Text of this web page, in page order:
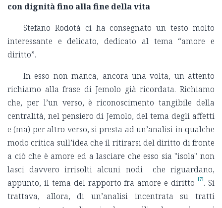
con dignità fino alla fine della vita
Stefano Rodotà ci ha consegnato un testo molto
interessante e delicato, dedicato al tema “amore e
diritto”.
In esso non manca, ancora una volta, un attento
richiamo alla frase di Jemolo già ricordata. Richiamo
che, per l’un verso, è riconoscimento tangibile della
centralità, nel pensiero di Jemolo, del tema degli affetti
e (ma) per altro verso, si presta ad un’analisi in qualche
modo critica sull’idea che il ritirarsi del diritto di fronte
a ciò che è amore ed a lasciare che esso sia "isola" non
lasci davvero irrisolti alcuni nodi che riguardano,
appunto, il tema del rapporto fra amore e diritto [7]. Si
trattava, allora, di un’analisi incentrata su tratti